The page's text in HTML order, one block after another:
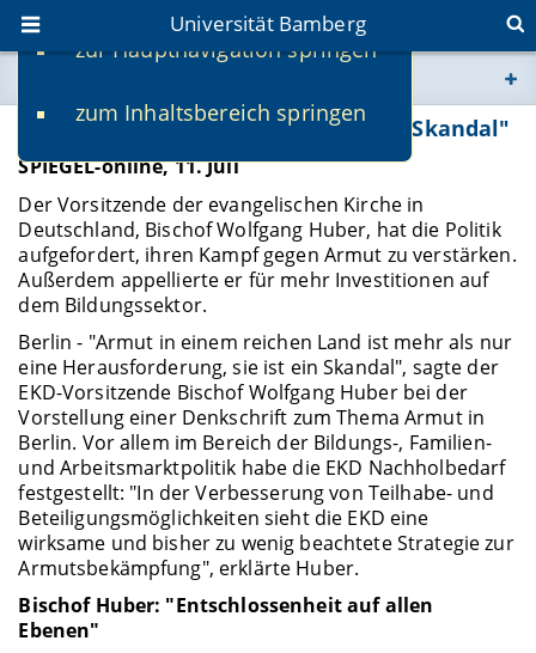
zur Hauptnavigation springen
zum Inhaltsbereich springen
Universität Bamberg
www.uni-bamberg.de
univis.uni-bamberg.de
fis.uni-bamberg.de
Evangelische Kirche: "Armut ist ein Skandal"
SPIEGEL-online, 11. Juli
Der Vorsitzende der evangelischen Kirche in
Deutschland, Bischof Wolfgang Huber, hat die Politik
aufgefordert, ihren Kampf gegen Armut zu verstärken.
Außerdem appellierte er für mehr Investitionen auf
dem Bildungssektor.
Berlin - "Armut in einem reichen Land ist mehr als nur
eine Herausforderung, sie ist ein Skandal", sagte der
EKD-Vorsitzende Bischof Wolfgang Huber bei der
Vorstellung einer Denkschrift zum Thema Armut in
Berlin. Vor allem im Bereich der Bildungs-, Familien-
und Arbeitsmarktpolitik habe die EKD Nachholbedarf
festgestellt: "In der Verbesserung von Teilhabe- und
Beteiligungsmöglichkeiten sieht die EKD eine
wirksame und bisher zu wenig beachtete Strategie zur
Armutsbekämpfung", erklärte Huber.
Bischof Huber: "Entschlossenheit auf allen
Ebenen"